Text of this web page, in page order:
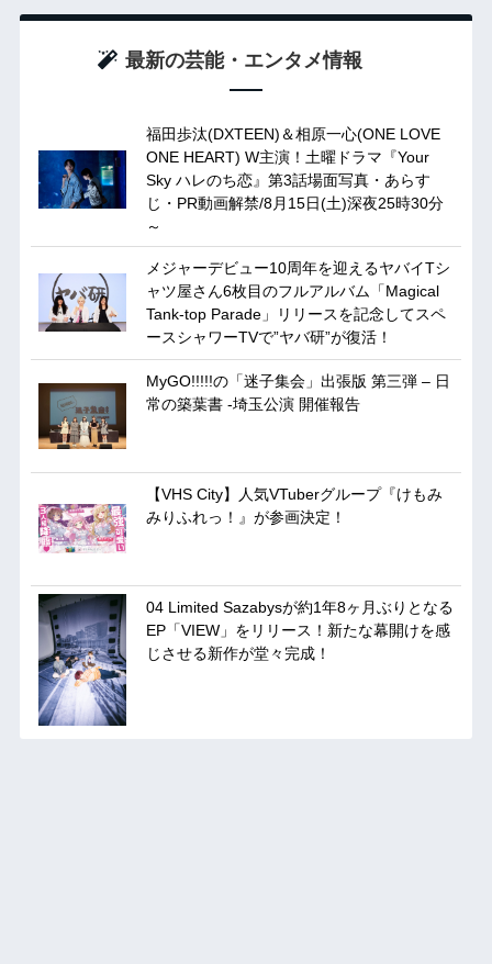
最新の芸能・エンタメ情報
福田歩汰(DXTEEN)＆相原一心(ONE LOVE
ONE HEART) W主演！土曜ドラマ『Your
Sky ハレのち恋』第3話場面写真・あらす
じ・PR動画解禁/8月15日(土)深夜25時30分
～
メジャーデビュー10周年を迎えるヤバイTシ
ャツ屋さん6枚目のフルアルバム「Magical
Tank-top Parade」リリースを記念してスペ
ースシャワーTVで”ヤバ研”が復活！
MyGO!!!!!の「迷子集会」出張版 第三弾 – 日
常の築葉書 -埼玉公演 開催報告
【VHS City】人気VTuberグループ『けもみ
みりふれっ！』が参画決定！
04 Limited Sazabysが約1年8ヶ月ぶりとなる
EP「VIEW」をリリース！新たな幕開けを感
じさせる新作が堂々完成！